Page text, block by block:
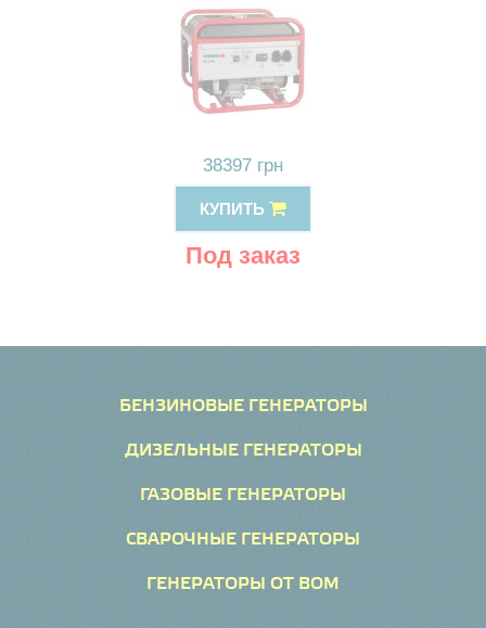
38397 грн
КУПИТЬ
Под заказ
БЕНЗИНОВЫЕ ГЕНЕРАТОРЫ
ДИЗЕЛЬНЫЕ ГЕНЕРАТОРЫ
ГАЗОВЫЕ ГЕНЕРАТОРЫ
СВАРОЧНЫЕ ГЕНЕРАТОРЫ
ГЕНЕРАТОРЫ ОТ ВОМ